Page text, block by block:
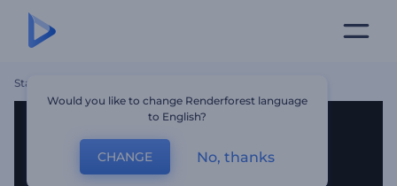
Startseite
Would you like to change Renderforest language
to English?
CHANGE No, thanks